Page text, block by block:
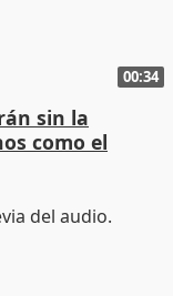
00:34
sin la
como el